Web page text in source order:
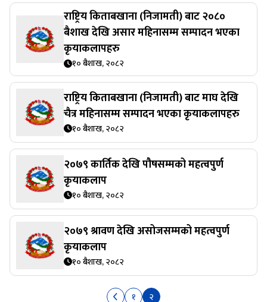
राष्ट्रिय किताबखाना (निजामती) बाट २०८०
बैशाख देखि असार महिनासम्म सम्पादन भएका
कृयाकलापहरु
१० बैशाख, २०८२
राष्ट्रिय किताबखाना (निजामती) बाट माघ देखि
चैत्र महिनासम्म सम्पादन भएका कृयाकलापहरु
१० बैशाख, २०८२
२०७९ कार्तिक देखि पौषसम्मको महत्वपुर्ण
कृयाकलाप
१० बैशाख, २०८२
२०७९ श्रावण देखि असोजसम्मको महत्वपुर्ण
कृयाकलाप
१० बैशाख, २०८२
१ २